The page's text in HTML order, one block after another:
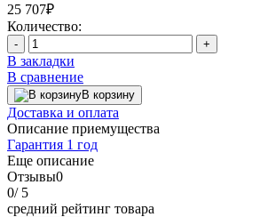
25 707₽
Количество:
- +
В закладки
В сравнение
В корзину
Доставка и оплата
Описание приемущества
Гарантия 1 год
Еще описание
Отзывы0
0/ 5
средний рейтинг товара